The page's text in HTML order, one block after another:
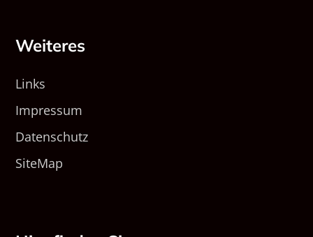
Weiteres
Links
Impressum
Datenschutz
SiteMap